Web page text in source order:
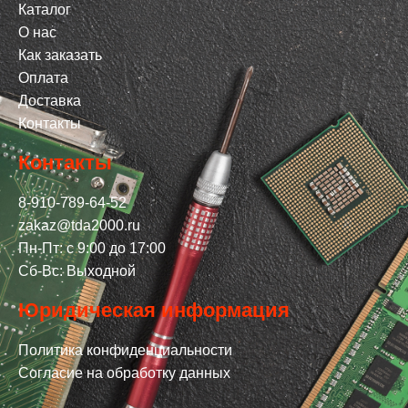
Каталог
О нас
Как заказать
Оплата
Доставка
Контакты
Контакты
8-910-789-64-52
zakaz@tda2000.ru
Пн-Пт: с 9:00 до 17:00
Сб-Вс: Выходной
Юридическая информация
Политика конфиденциальности
Согласие на обработку данных